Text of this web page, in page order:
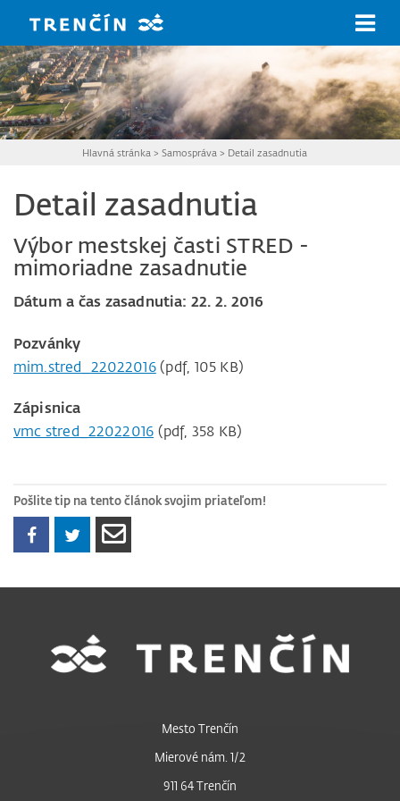
Hlavná stránka >Samospráva > Detail zasadnutia
Detail zasadnutia
Výbor mestskej časti STRED -
mimoriadne zasadnutie
Dátum a čas zasadnutia: 22. 2. 2016
Pozvánky
mim.stred_22022016(pdf, 105 KB)
Zápisnica
vmc stred_22022016 (pdf, 358 KB)
Pošlite tip na tento článok svojim priateľom!
Mesto Trenčín
Mierové nám. 1/2
911 64 Trenčín